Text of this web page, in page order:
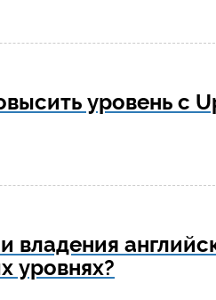
уровень с
владения
уровнях?